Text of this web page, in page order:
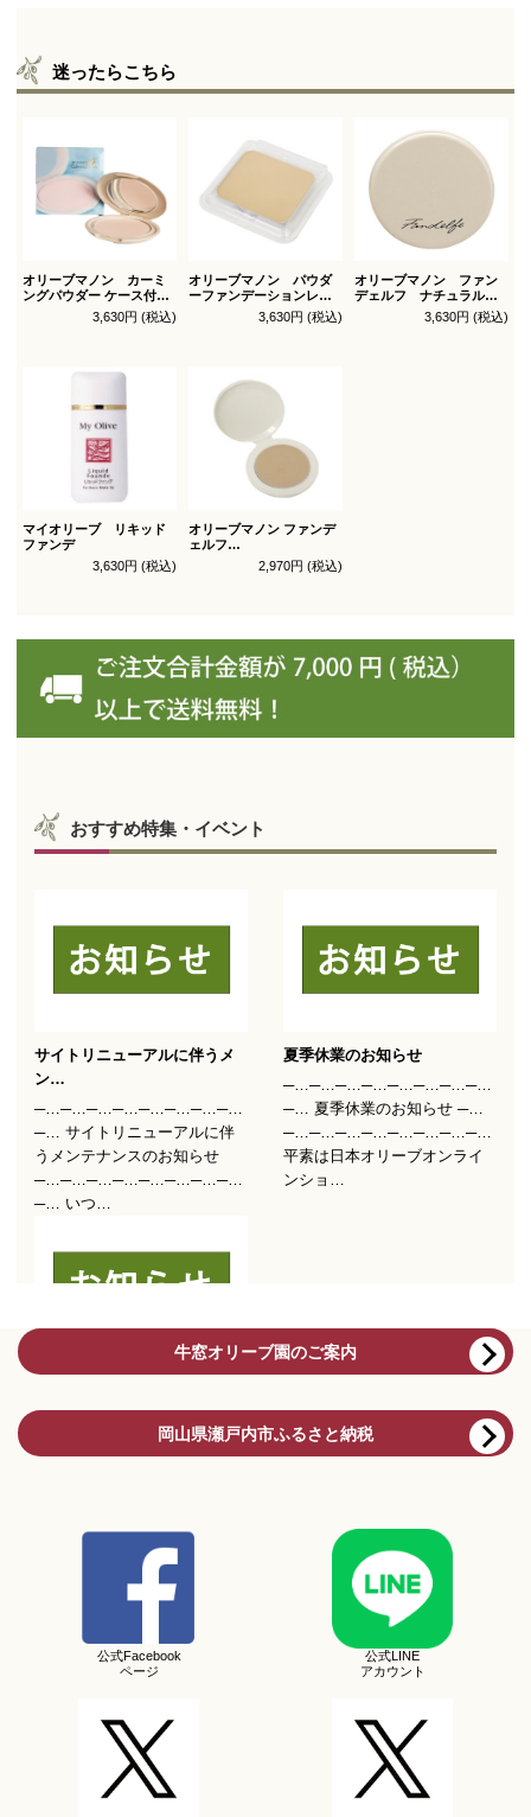
迷ったらこちら
オリーブマノン カーミ
ングパウダー ケース付
（パフ1枚付）3,630円 (税込)
オリーブマノン パウダ
ーファンデーションレフ
ィル（スポンジ付）3,630円 (税込)
オリーブマノン ファン
デェルフ ナチュラルパ
3,630円 (税込)
マイオリーブ リキッド
ファンデ
3,630円 (税込)
オリーブマノン ファンデ
ェルフ
コンシールファンデーシ
ョン レフィル
2,970円 (税込)
牛窓オリーブ園のご案内
岡山県瀬戸内市ふるさと納税
公式Facebook
ページ
公式LINE
アカウント